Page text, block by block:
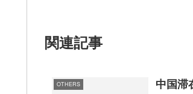
関連記事
OTHERS 中国